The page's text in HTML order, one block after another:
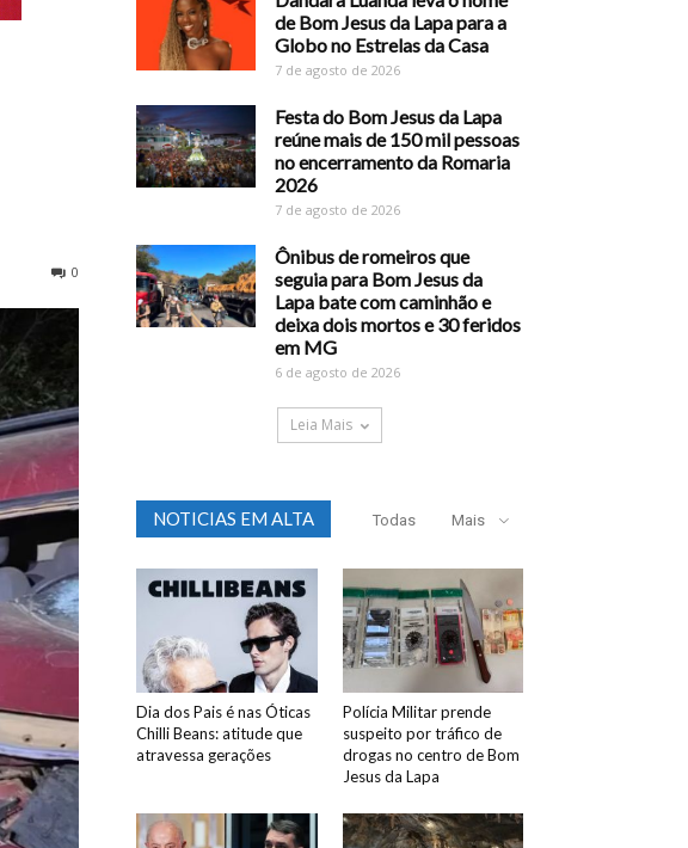
0
de Bom Jesus da Lapa para a
Globo no Estrelas da Casa
7 de agosto de 2026
Festa do Bom Jesus da Lapa
reúne mais de 150 mil pessoas
no encerramento da Romaria
2026
7 de agosto de 2026
Ônibus de romeiros que
seguia para Bom Jesus da
Lapa bate com caminhão e
deixa dois mortos e 30 feridos
em MG
6 de agosto de 2026
Leia Mais
NOTICIAS EM ALTA Todas Mais
Dia dos Pais é nas Óticas
Chilli Beans: atitude que
atravessa gerações
Polícia Militar prende
suspeito por tráfico de
drogas no centro de Bom
Jesus da Lapa